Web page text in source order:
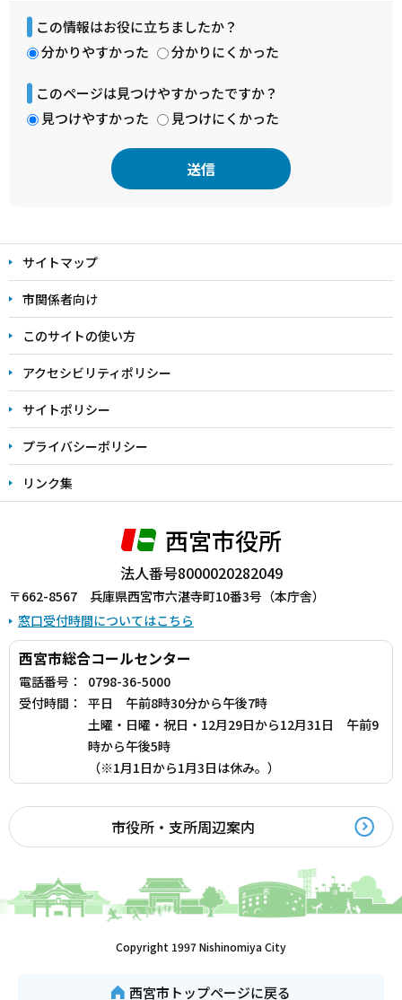
この情報はお役に立ちましたか？
分かりやすかった
分かりにくかった
このページは見つけやすかったですか？
見つけやすかった
見つけにくかった
文
こ
こ
ま
で
サイトマップ
市関係者向け
このサイトの使い方
アクセシビリティポリシー
サイトポリシー
プライバシーポリシー
リンク集
西宮市役所
法人番号8000020282049
〒662-8567 兵庫県西宮市六湛寺町10番3号（本庁舎）
窓口受付時間についてはこちら
西宮市総合コールセンター
電話番号：
0798-36-5000
受付時間：
平日 午前8時30分から午後7時
土曜・日曜・祝日・12月29日から12月31日 午前9
時から午後5時
（※1月1日から1月3日は休み。）
市役所・支所周辺案内
Copyright 1997 Nishinomiya City
西宮市トップページに戻る